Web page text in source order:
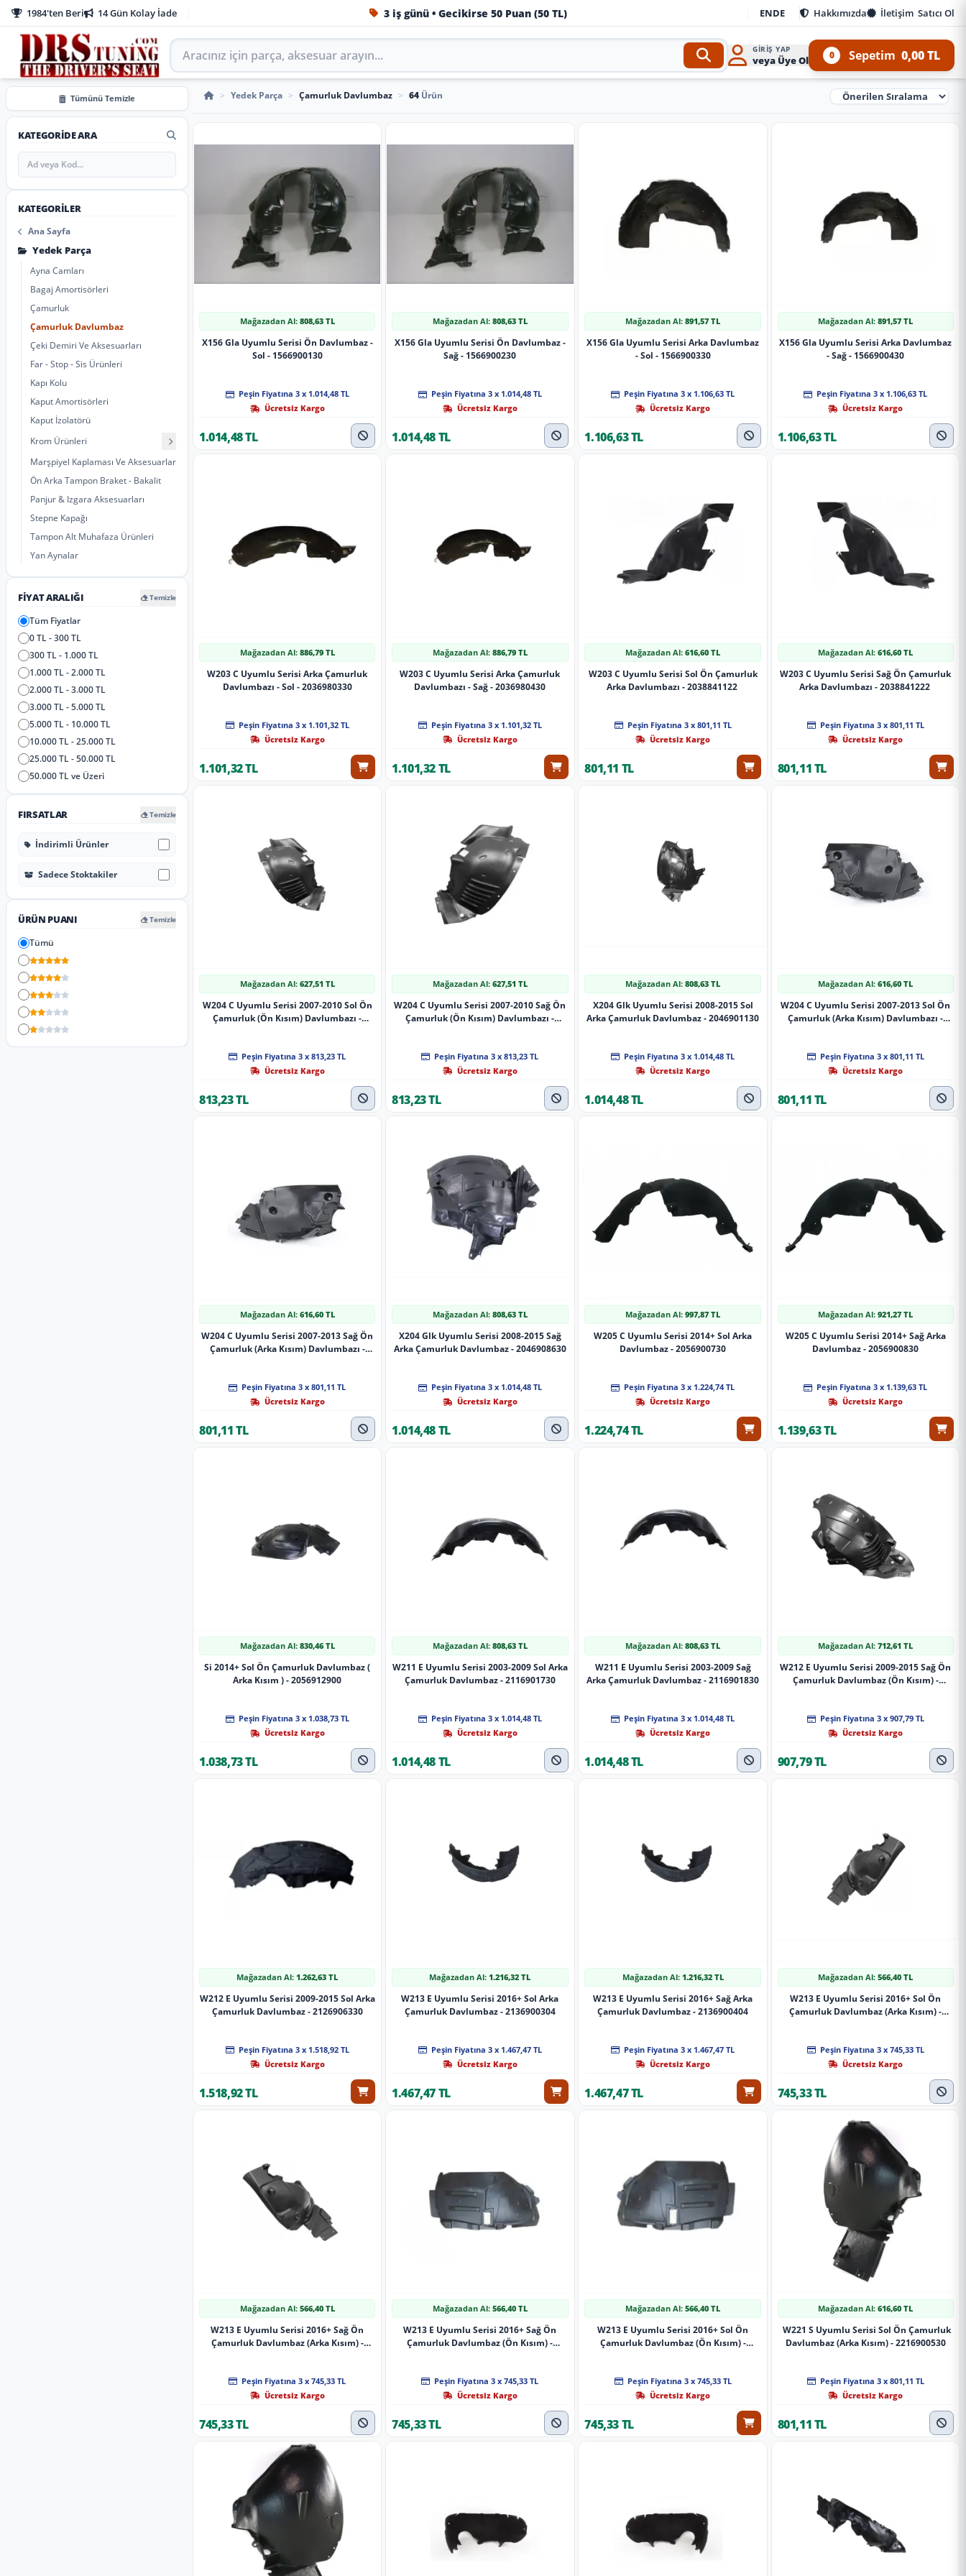
1984'ten Beri 14 Gün Kolay İade
3 iş günü • Gecikirse 50 Puan (50 TL)
1984'ten beri Türkiye’nin en büyük oto aksesuar ve tuning
ENDE Hakkımızda İletişim Satıcı Ol
Aracınız için parça arayın
GIRIŞ YAP
veya Üye Ol 0 Sepetim 0,00 TL
Tümünü Temizle
KATEGORIDE ARA
KATEGORILER
Ana Sayfa
Yedek Parça
Ayna Camları
Bagaj Amortisörleri
Çamurluk
Çamurluk Davlumbaz
Çeki Demiri Ve Aksesuarları
Far - Stop - Sis Ürünleri
Kapı Kolu
Kaput Amortisörleri
Kaput İzolatörü
Krom Ürünleri
Marşpiyel Kaplaması Ve Aksesuarları
Ön Arka Tampon Braket - Bakalit
Panjur & Izgara Aksesuarları
Stepne Kapağı
Tampon Alt Muhafaza Ürünleri
Yan Aynalar
FIYAT ARALIĞI Temizle
Tüm Fiyatlar
0 TL - 300 TL
300 TL - 1.000 TL
1.000 TL - 2.000 TL
2.000 TL - 3.000 TL
3.000 TL - 5.000 TL
5.000 TL - 10.000 TL
10.000 TL - 25.000 TL
25.000 TL - 50.000 TL
50.000 TL ve Üzeri
FIRSATLAR Temizle
İndirimli Ürünler
Sadece Stoktakiler
ÜRÜN PUANI Temizle
Tümü
5 Yıldız
4 Yıldız
3 Yıldız
2 Yıldız
1 Yıldız
> Yedek Parça > Çamurluk Davlumbaz > 64 Ürün Ürünleri Sırala
Mağazadan Al: 808,63 TL
X156 Gla Uyumlu Serisi Ön Davlumbaz -
Sol - 1566900130
Peşin Fiyatına 3 x 1.014,48 TL
Ücretsiz Kargo
1.014,48 TL
Mağazadan Al: 808,63 TL
X156 Gla Uyumlu Serisi Ön Davlumbaz -
Sağ - 1566900230
Peşin Fiyatına 3 x 1.014,48 TL
Ücretsiz Kargo
1.014,48 TL
Mağazadan Al:891,57 TL
X156 Gla Uyumlu Serisi Arka Davlumbaz
- Sol - 1566900330
Peşin Fiyatına 3 x 1.106,63 TL
Ücretsiz Kargo
1.106,63 TL
Mağazadan Al:891,57 TL
X156 Gla Uyumlu Serisi Arka Davlumbaz
- Sağ - 1566900430
Peşin Fiyatına 3 x 1.106,63 TL
Ücretsiz Kargo
1.106,63 TL
Mağazadan Al: 886,79 TL
W203 C Uyumlu Serisi Arka Çamurluk
Davlumbazı - Sol - 2036980330
Peşin Fiyatına 3 x 1.101,32 TL
Ücretsiz Kargo
1.101,32 TL
Mağazadan Al: 886,79 TL
W203 C Uyumlu Serisi Arka Çamurluk
Davlumbazı - Sağ - 2036980430
Peşin Fiyatına 3 x 1.101,32 TL
Ücretsiz Kargo
1.101,32 TL
Mağazadan Al:616,60 TL
W203 C Uyumlu Serisi Sol Ön Çamurluk
Arka Davlumbazı - 2038841122
Peşin Fiyatına 3 x 801,11 TL
Ücretsiz Kargo
801,11 TL
Mağazadan Al:616,60 TL
W203 C Uyumlu Serisi Sağ Ön Çamurluk
Arka Davlumbazı - 2038841222
Peşin Fiyatına 3 x 801,11 TL
Ücretsiz Kargo
801,11 TL
Mağazadan Al: 627,51 TL
W204 C Uyumlu Serisi 2007-2010 Sol Ön
Çamurluk (Ön Kısım) Davlumbazı -
Peşin Fiyatına 3 x 813,23 TL
Ücretsiz Kargo
813,23 TL
Mağazadan Al: 627,51 TL
W204 C Uyumlu Serisi 2007-2010 Sağ Ön
Çamurluk (Ön Kısım) Davlumbazı -
Peşin Fiyatına 3 x 813,23 TL
Ücretsiz Kargo
813,23 TL
Mağazadan Al:808,63 TL
X204 Glk Uyumlu Serisi 2008-2015 Sol
Arka Çamurluk Davlumbaz - 2046901130
Peşin Fiyatına 3 x 1.014,48 TL
Ücretsiz Kargo
1.014,48 TL
Mağazadan Al:616,60 TL
W204 C Uyumlu Serisi 2007-2013 Sol Ön
Çamurluk (Arka Kısım) Davlumbazı -
Peşin Fiyatına 3 x 801,11 TL
Ücretsiz Kargo
801,11 TL
Mağazadan Al: 616,60 TL
W204 C Uyumlu Serisi 2007-2013 Sağ Ön
Çamurluk (Arka Kısım) Davlumbazı -
Peşin Fiyatına 3 x 801,11 TL
Ücretsiz Kargo
801,11 TL
Mağazadan Al: 808,63 TL
X204 Glk Uyumlu Serisi 2008-2015 Sağ
Arka Çamurluk Davlumbaz - 2046908630
Peşin Fiyatına 3 x 1.014,48 TL
Ücretsiz Kargo
1.014,48 TL
Mağazadan Al:997,87 TL
W205 C Uyumlu Serisi 2014+ Sol Arka
Davlumbaz - 2056900730
Peşin Fiyatına 3 x 1.224,74 TL
Ücretsiz Kargo
1.224,74 TL
Mağazadan Al:921,27 TL
W205 C Uyumlu Serisi 2014+ Sağ Arka
Davlumbaz - 2056900830
Peşin Fiyatına 3 x 1.139,63 TL
Ücretsiz Kargo
1.139,63 TL
Mağazadan Al: 830,46 TL
Si 2014+ Sol Ön Çamurluk Davlumbaz (
Arka Kısım ) - 2056912900
Peşin Fiyatına 3 x 1.038,73 TL
Ücretsiz Kargo
1.038,73 TL
Mağazadan Al: 808,63 TL
W211 E Uyumlu Serisi 2003-2009 Sol Arka
Çamurluk Davlumbaz - 2116901730
Peşin Fiyatına 3 x 1.014,48 TL
Ücretsiz Kargo
1.014,48 TL
Mağazadan Al:808,63 TL
W211 E Uyumlu Serisi 2003-2009 Sağ
Arka Çamurluk Davlumbaz - 2116901830
Peşin Fiyatına 3 x 1.014,48 TL
Ücretsiz Kargo
1.014,48 TL
Mağazadan Al:712,61 TL
W212 E Uyumlu Serisi 2009-2015 Sağ Ön
Çamurluk Davlumbaz (Ön Kısım) -
Peşin Fiyatına 3 x 907,79 TL
Ücretsiz Kargo
907,79 TL
Mağazadan Al:1.262,63 TL
W212 E Uyumlu Serisi 2009-2015 Sol Arka
Çamurluk Davlumbaz - 2126906330
Peşin Fiyatına 3 x 1.518,92 TL
Ücretsiz Kargo
1.518,92 TL
Mağazadan Al:1.216,32 TL
W213 E Uyumlu Serisi 2016+ Sol Arka
Çamurluk Davlumbaz - 2136900304
Peşin Fiyatına 3 x 1.467,47 TL
Ücretsiz Kargo
1.467,47 TL
Mağazadan Al: 1.216,32 TL
W213 E Uyumlu Serisi 2016+ Sağ Arka
Çamurluk Davlumbaz - 2136900404
Peşin Fiyatına 3 x 1.467,47 TL
Ücretsiz Kargo
1.467,47 TL
Mağazadan Al:566,40 TL
W213 E Uyumlu Serisi 2016+ Sol Ön
Çamurluk Davlumbaz (Arka Kısım) -
Peşin Fiyatına 3 x 745,33 TL
Ücretsiz Kargo
745,33 TL
Mağazadan Al: 566,40 TL
W213 E Uyumlu Serisi 2016+ Sağ Ön
Çamurluk Davlumbaz (Arka Kısım) -
Peşin Fiyatına 3 x 745,33 TL
Ücretsiz Kargo
745,33 TL
Mağazadan Al: 566,40 TL
W213 E Uyumlu Serisi 2016+ Sağ Ön
Çamurluk Davlumbaz (Ön Kısım) -
Peşin Fiyatına 3 x 745,33 TL
Ücretsiz Kargo
745,33 TL
Mağazadan Al:566,40 TL
W213 E Uyumlu Serisi 2016+ Sol Ön
Çamurluk Davlumbaz (Ön Kısım) -
Peşin Fiyatına 3 x 745,33 TL
Ücretsiz Kargo
745,33 TL
Mağazadan Al:616,60 TL
W221 S Uyumlu Serisi Sol Ön Çamurluk
Davlumbaz (Arka Kısım) - 2216900530
Peşin Fiyatına 3 x 801,11 TL
Ücretsiz Kargo
801,11 TL